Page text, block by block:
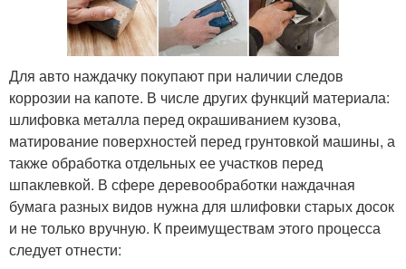
Для авто наждачку покупают при наличии следов
коррозии на капоте. В числе других функций материала:
шлифовка металла перед окрашиванием кузова,
матирование поверхностей перед грунтовкой машины, а
также обработка отдельных ее участков перед
шпаклевкой. В сфере деревообработки наждачная
бумага разных видов нужна для шлифовки старых досок
и не только вручную. К преимуществам этого процесса
следует отнести: